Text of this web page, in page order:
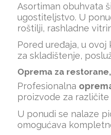
Asortiman obuhvata
ugostiteljstvo. U
roštilji, rashladne
Pored uređaja, u
za skladištenje,
Oprema za
Profesionalna
proizvode za
U ponudi se nalaze
omogućava